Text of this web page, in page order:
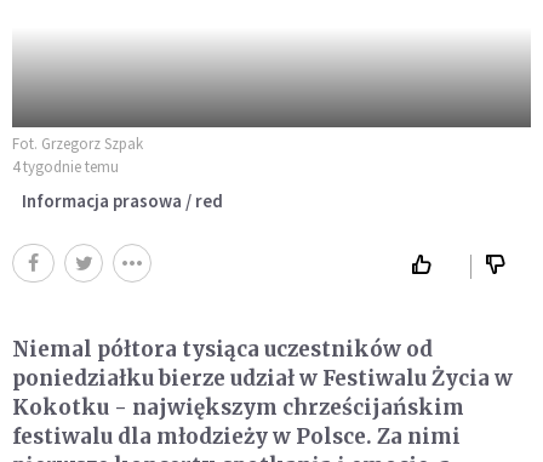
Fot. Grzegorz Szpak
4 tygodnie temu
Informacja prasowa / red
Niemal półtora tysiąca uczestników od
poniedziałku bierze udział w Festiwalu Życia w
Kokotku - największym chrześcijańskim
festiwalu dla młodzieży w Polsce. Za nimi